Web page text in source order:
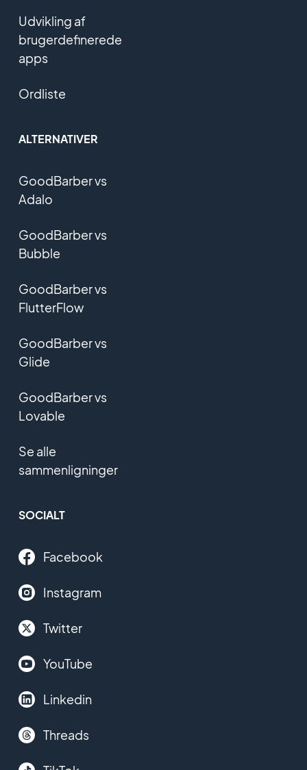
Udvikling af
brugerdefinerede
apps
Ordliste
ALTERNATIVER
GoodBarber vs
Adalo
GoodBarber vs
Bubble
GoodBarber vs
FlutterFlow
GoodBarber vs
Glide
GoodBarber vs
Lovable
Se alle
sammenligninger
SOCIALT
Facebook
Instagram
Twitter
YouTube
Linkedin
Threads